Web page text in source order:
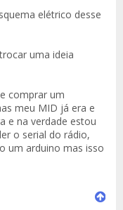
elétrico desse
uma ideia
comprar um
meu MID já era e
e na verdade estou
o serial do rádio,
um arduino mas isso